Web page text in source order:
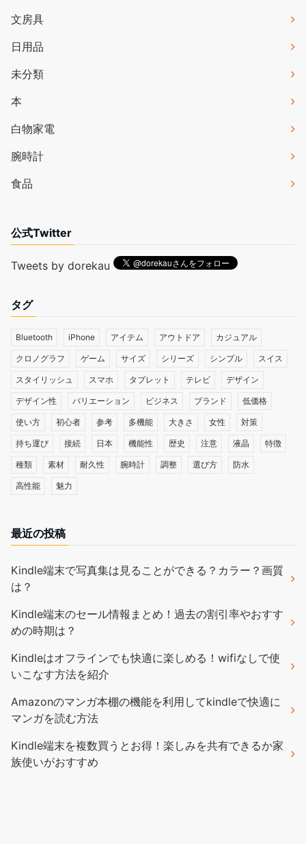
文房具
日用品
未分類
本
白物家電
腕時計
食品
公式Twitter
Tweets by dorekau
タグ
Bluetooth iPhone アイテム アウトドア カジュアル
クロノグラフ ゲーム サイズ シリーズ シンプル スイス
スタイリッシュ スマホ タブレット テレビ デザイン
デザイン性 バリエーション ビジネス ブランド 低価格
使い方 初心者 参考 多機能 大きさ 女性 対策
持ち運び 接続 日本 機能性 歴史 注意 液晶 特徴
種類 素材 耐久性 腕時計 調整 選び方 防水
高性能 魅力
最近の投稿
Kindle端末で写真集は見ることができる？カラー？画質
は？
Kindle端末のセール情報まとめ！過去の割引率やおすす
めの時期は？
Kindleはオフラインでも快適に楽しめる！wifiなしで使
いこなす方法を紹介
Amazonのマンガ本棚の機能を利用してkindleで快適に
マンガを読む方法
Kindle端末を複数買うとお得！楽しみを共有できるか家
族使いがおすすめ